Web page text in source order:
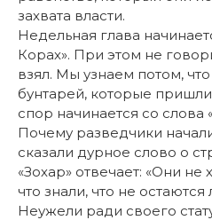
захвата власти.
Недельная глава
Корах». При этом не
взял. Мы узнаем потом,
бунтарей, которые
спор начинается со слова
Почему разведчики
сказали дурное слово о
«Зохар» отвечает: «Они не
что знали, что не
Неужели ради своего